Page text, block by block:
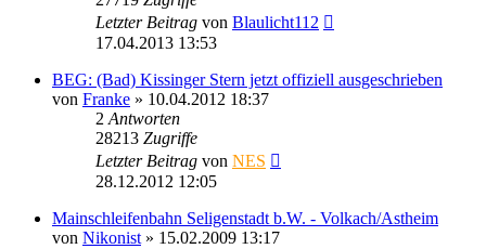
Letzter Beitrag von Blaulicht112
17.04.2013 13:53
BEG: (Bad) Kissinger Stern jetzt offiziell ausgeschrieben
von Franke » 10.04.2012 18:37
2 Antworten
28213 Zugriffe
Letzter Beitrag von NES
28.12.2012 12:05
Mainschleifenbahn Seligenstadt b.W. - Volkach/Astheim
von Nikonist » 15.02.2009 13:17